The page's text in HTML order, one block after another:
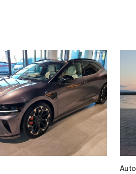
Auto